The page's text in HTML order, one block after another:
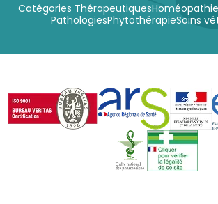
Catégories ThérapeutiquesHoméopathie
PathologiesPhytothérapieSoins